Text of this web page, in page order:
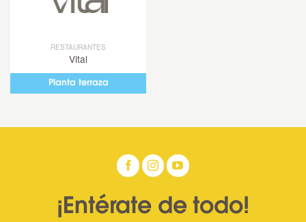
RESTAURANTES
Vital
Planta terraza
¡Entérate de todo!